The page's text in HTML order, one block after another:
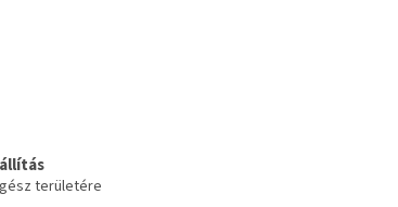
területére